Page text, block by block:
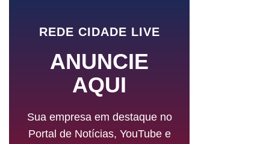
REDE CIDADE LIVE
ANUNCIE
AQUI
Sua empresa em destaque no
Portal de Notícias, YouTube e